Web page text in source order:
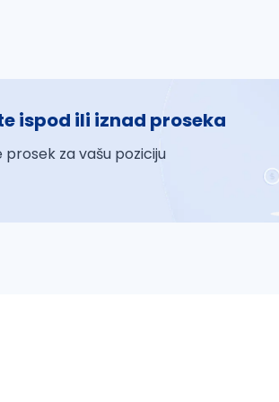
ispod ili iznad proseka
za vašu poziciju